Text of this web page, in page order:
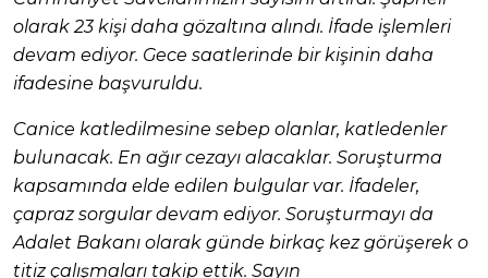
olarak 23 kişi daha gözaltına alındı. İfade işlemleri
devam ediyor. Gece saatlerinde bir kişinin daha
ifadesine başvuruldu.
Canice katledilmesine sebep olanlar, katledenler
bulunacak. En ağır cezayı alacaklar. Soruşturma
kapsamında elde edilen bulgular var. İfadeler,
çapraz sorgular devam ediyor. Soruşturmayı da
Adalet Bakanı olarak günde birkaç kez görüşerek o
titiz çalışmaları takip ettik. Sayın